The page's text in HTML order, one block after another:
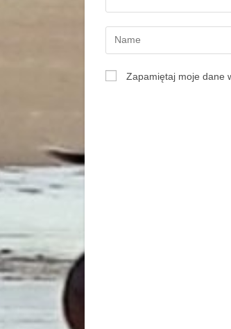
Zapamiętaj moje dane